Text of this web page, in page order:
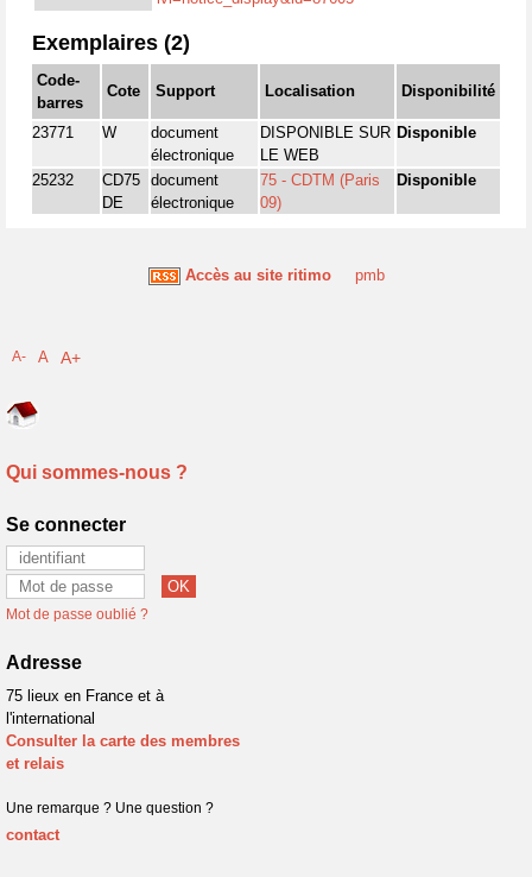
Exemplaires (2)
Code-
barres
Cote Support Localisation Disponibilité
23771 W
document
électronique
DISPONIBLE SUR
LE WEB
Disponible
25232
CD75
DE
document
électronique
75 - CDTM (Paris
09)
Disponible
Accès au site ritimo pmb
A- A A+
Qui sommes-nous ?
Se connecter
Mot de passe oublié ?
Adresse
75 lieux en France et à
l'international
Consulter la carte des membres
et relais
Une remarque ? Une question ?
contact